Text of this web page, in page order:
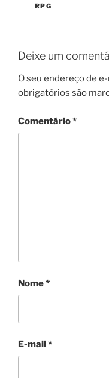
RPG
Deixe um
O seu endereço de
obrigatórios são
Comentário*
Nome*
E-mail*